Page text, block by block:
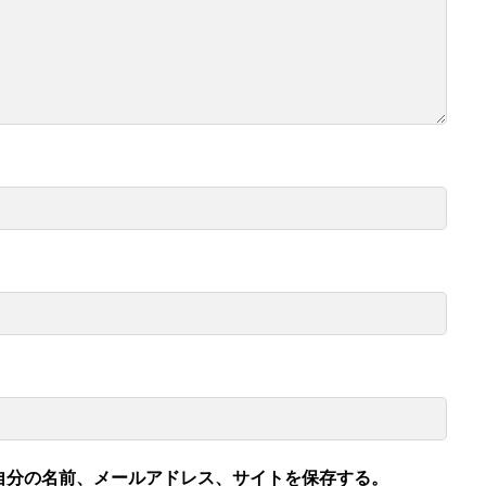
の名前、メールアドレス、サイトを保存する。